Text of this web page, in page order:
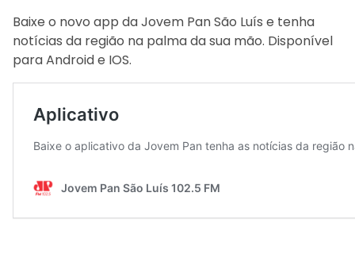
Baixe o novo app da Jovem Pan São Luís e tenha
notícias da região na palma da sua mão. Disponível
para Android e IOS.